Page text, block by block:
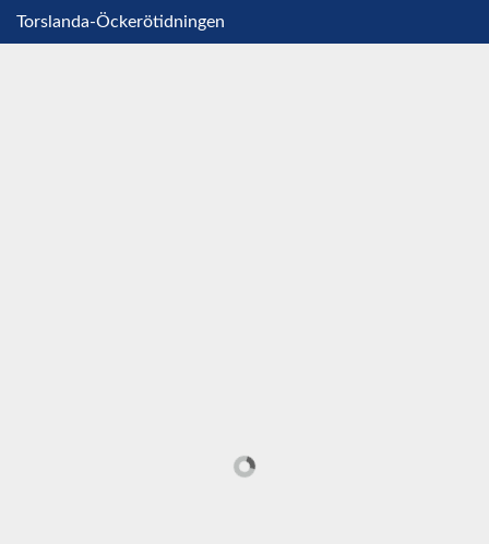
Torslanda-Öckerötidningen